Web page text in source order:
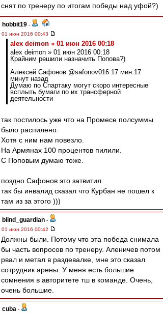
снят по тренеру по итогам победы над уфой?)
hobbit19 -
01 июн 2016 00:43
alex deimon » 01 июн 2016 00:18
alex deimon » 01 июн 2016 00:18
Крайним решили назначить Попова?)
Алексей Сафонов ‏@safonov016 17 мин.17
минут назад
Думаю по Спартаку могут скоро интересные
всплыть бумаги по их трансферной
деятельности
так постилось уже что на Промесе полсуммы
было распилено.
Хотя с ним нам повезло.
На Армянах 100 процентов пилили.
С Поповым думаю тоже.
поздно Сафонов это затвитил
так бы инвалид сказал что Курбан не пошел к
там из за этого )))
blind_guardian -
01 июн 2016 00:42
Должны были. Потому что эта победа снимала
бы часть вопросов по тренеру. Аленичев потом
рвал и метал в раздевалке, мне это сказал
сотрудник арены. У меня есть большие
сомнения в авторитете тш в команде. Очень,
очень большие.
cuba -